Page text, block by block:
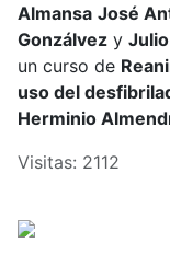
Almansa José
Gonzálvez y
un curso de
uso del
Herminio
Visitas: 2112